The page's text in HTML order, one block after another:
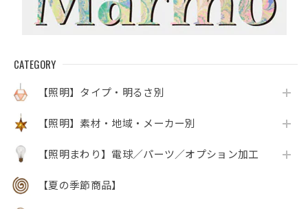
CATEGORY
【照明】タイプ・明るさ別
【照明】素材・地域・メーカー別
【照明まわり】電球／パーツ／オプション加工
【夏の季節商品】